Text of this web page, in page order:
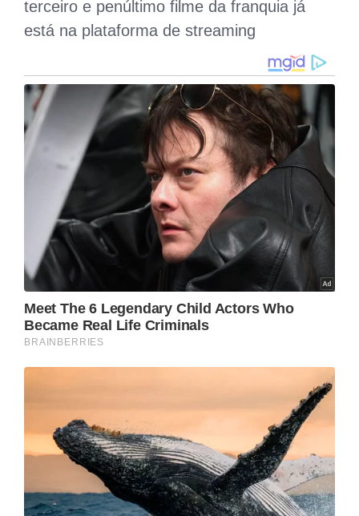
anunciados oficialmente como
apresentadores do 'Caravana Das Drags'